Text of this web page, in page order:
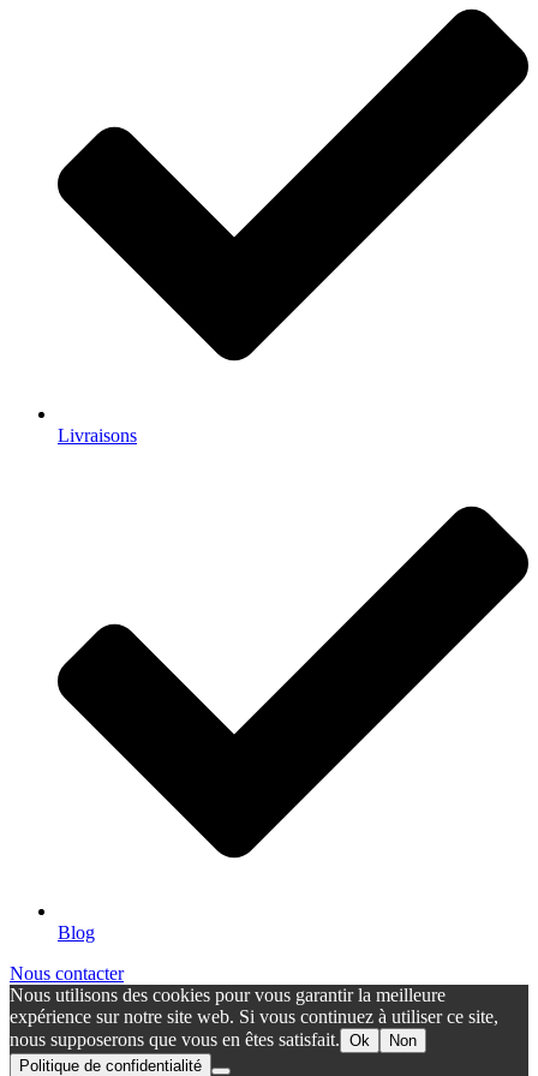
Livraisons
Blog
Nous contacter
Nous utilisons des cookies pour vous garantir la meilleure
expérience sur notre site web. Si vous continuez à utiliser ce site,
nous supposerons que vous en êtes satisfait. Ok
Non
Politique de confidentialité